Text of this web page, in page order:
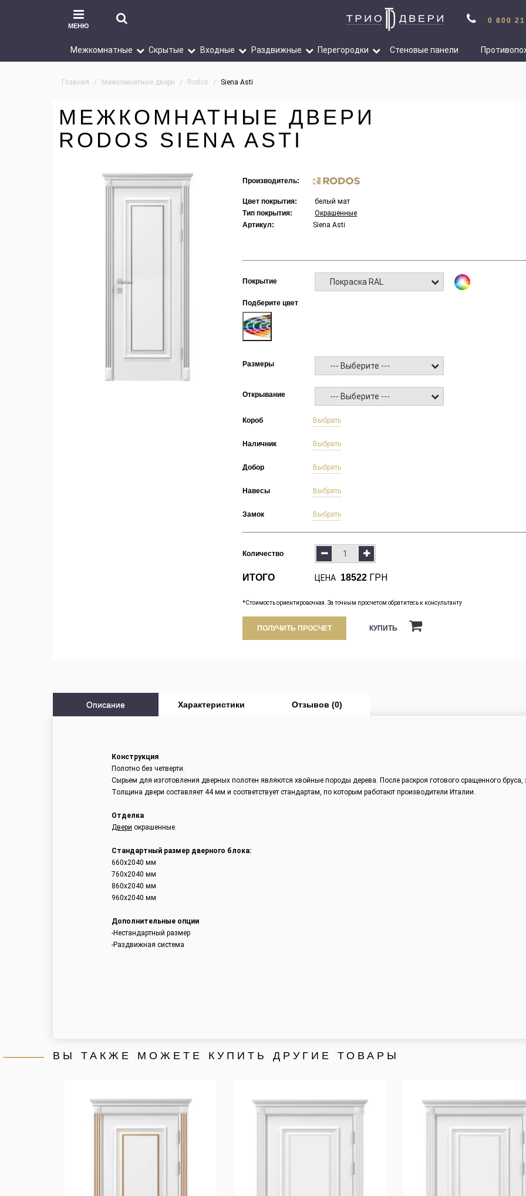
МЕНЮ
0 800
Межкомнатные Скрытые Входные Раздвижные Перегородки Стеновые панели
Главная Межкомнатные двери Rodos Siena Asti
МЕЖКОМНАТНЫЕ ДВЕРИ
RODOS SIENA ASTI
Производитель:
Цвет покрытия:
белый мат
Тип покрытия:
Окрашенные
Артикул:
Siena Asti
Покрытие Покраска RAL
Подберите цвет
Размеры --- Выберите ---
Открывание --- Выберите ---
Короб Выбрать
Наличник Выбрать
Добор Выбрать
Навесы Выбрать
Замок Выбрать
Количество
ИТОГО ЦЕНА 18522 ГРН
*Стоимость ориентировочная. За точным просчетом обратитесь к консультанту
ПОЛУЧИТЬ ПРОСЧЕТ КУПИТЬ
Описание Характеристики Отзывов (0)
Конструкция
Полотно без четверти.
Сырьем для изготовления дверных полотен являются хвойные породы дерева. После раскроя готового сращенного
Толщина двери составляет 44 мм и соответствует стандартам, по которым работают производители Италии.
Отделка
Двери окрашенные.
Стандартный размер дверного блока:
660x2040 мм
760x2040 мм
860x2040 мм
960x2040 мм
Дополнительные опции
-Нестандартный размер
-Раздвижная система
ВЫ ТАКЖЕ МОЖЕТЕ КУПИТЬ ДРУГИЕ ТОВАРЫ